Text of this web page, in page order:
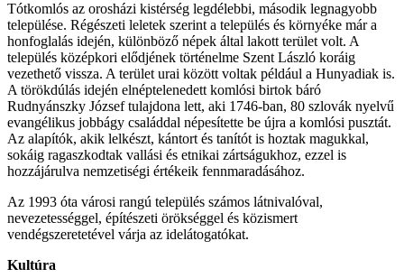
Tótkomlós az orosházi kistérség legdélebbi, második legnagyobb
települése. Régészeti leletek szerint a település és környéke már a
honfoglalás idején, különböző népek által lakott terület volt. A
település középkori elődjének történelme Szent László koráig
vezethető vissza. A terület urai között voltak például a Hunyadiak is.
A törökdúlás idején elnéptelenedett komlósi birtok báró
Rudnyánszky József tulajdona lett, aki 1746-ban, 80 szlovák nyelvű
evangélikus jobbágy családdal népesítette be újra a komlósi pusztát.
Az alapítók, akik lelkészt, kántort és tanítót is hoztak magukkal,
sokáig ragaszkodtak vallási és etnikai zártságukhoz, ezzel is
hozzájárulva nemzetiségi értékeik fennmaradásához.
Az 1993 óta városi rangú település számos látnivalóval,
nevezetességgel, építészeti örökséggel és közismert
vendégszeretetével várja az idelátogatókat.
Kultúra